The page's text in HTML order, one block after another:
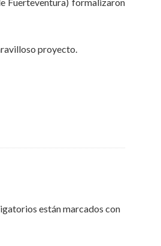
proyecto.
están marcados con